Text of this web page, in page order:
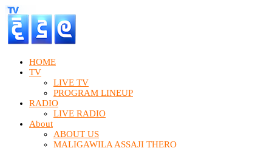
HOME
TV
LIVE TV
PROGRAM LINEUP
RADIO
LIVE RADIO
About
ABOUT US
MALIGAWILA ASSAJI THERO